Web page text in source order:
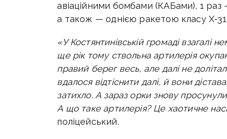
авіаційними бомбами (КАБами), 1
а також — однією ракетою класу Х-31.
«У Костянтинівській громаді взагалі
ще рік тому ствольна артилерія
правий берег весь, але далі не
вдалося відтіснити далі, й вони
затихло. А зараз орки знову
А що таке артилерія? Це хаотичне
поліцейський.